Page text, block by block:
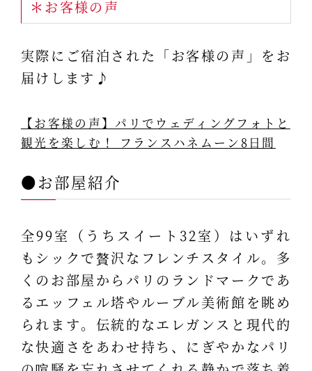
＊お客様の声
実際にご宿泊された「お客様の声」をお
届けします♪
【お客様の声】パリでウェディングフォトと
観光を楽しむ！ フランスハネムーン8日間
●お部屋紹介
全99室（うちスイート32室）はいずれ
もシックで贅沢なフレンチスタイル。多
くのお部屋からパリのランドマークであ
るエッフェル塔やルーブル美術館を眺め
られます。伝統的なエレガンスと現代的
な快適さをあわせ持ち、にぎやかなパリ